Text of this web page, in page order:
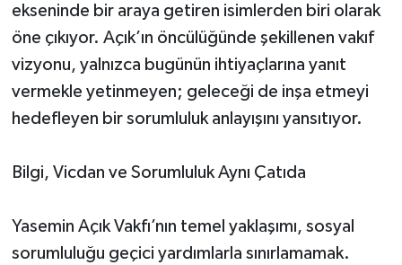
ekseninde bir araya getiren isimlerden biri olarak
öne çıkıyor. Açık’ın öncülüğünde şekillenen vakıf
vizyonu, yalnızca bugünün ihtiyaçlarına yanıt
vermekle yetinmeyen; geleceği de inşa etmeyi
hedefleyen bir sorumluluk anlayışını yansıtıyor.
Bilgi, Vicdan ve Sorumluluk Aynı Çatıda
Yasemin Açık Vakfı’nın temel yaklaşımı, sosyal
sorumluluğu geçici yardımlarla sınırlamamak.